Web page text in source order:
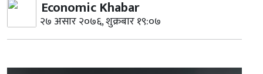
Economic Khabar
२७ असार २०७६, शुक्रबार १९:०७